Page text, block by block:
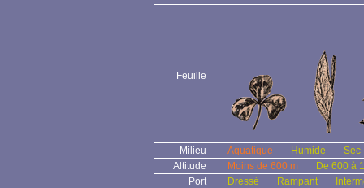
Feuille
Milieu Aquatique Humide
Sec
Altitude
Moins de 600 m
De 600 à
Port
Dressé Rampant